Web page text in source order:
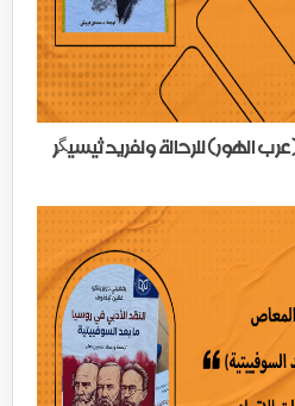
الهور) للرحالة ولفريد ثيسيگر